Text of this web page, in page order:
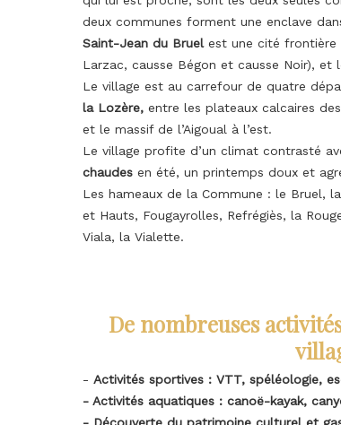
deux communes forment une enclave
Saint-Jean du Bruelest une cité frontière
Larzac, causse Bégon et causse Noir), et
Le village est au carrefour de quatre
la Lozère, entre les plateaux calcaires
et le massif de l’Aigoual à l’est.
Le village profite d’un climat contrasté
chaudes en été, un printemps doux et
Les hameaux de la Commune : le Bruel,
et Hauts, Fougayrolles, Refrégiès, la
Viala, la Vialette.
De nombreuses
- Activités sportives : VTT, spéléologie,
- Activités aquatiques : canoë-kayak,